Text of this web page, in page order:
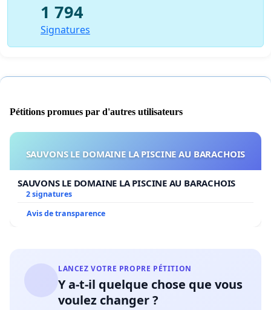
1 794
Signatures
Pétitions promues par d'autres utilisateurs
SAUVONS LE DOMAINE LA PISCINE AU BARACHOIS
SAUVONS LE DOMAINE LA PISCINE AU BARACHOIS
2 signatures
Avis de transparence
LANCEZ VOTRE PROPRE PÉTITION
Y a-t-il quelque chose que vous
voulez changer ?